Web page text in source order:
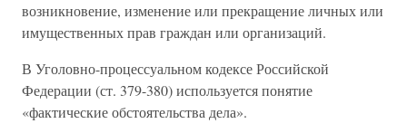
возникновение, изменение или прекращение личных или
имущественных прав граждан или организаций.
В Уголовно-процессуальном кодексе Российской
Федерации (ст. 379-380) используется понятие
«фактические обстоятельства дела».